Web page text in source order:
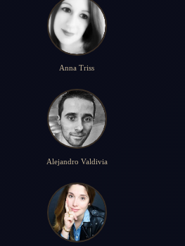
Anna Triss
Alejandro Valdivia